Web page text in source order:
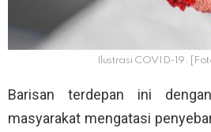
Ilustrasi COVID-19.
Barisan terdepan ini
masyarakat mengatasi